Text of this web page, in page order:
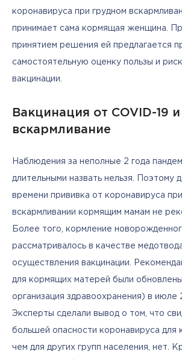
коронавируса при грудном
принимает сама кормящая женщина.
принятием решения ей предлагается
самостоятельную оценку пользы и
вакцинации.
Вакцинация от COVID-19
вскармливание
Наблюдения за неполные 2 года
длительными назвать нельзя. Поэтому
времени прививка от коронавируса
вскармливании кормящим мамам не
Более того, кормление
рассматривалось в качестве
осуществления вакцинации.
для кормящих матерей были
организация здравоохранения) в июле
Эксперты сделали вывод о том, что
большей опасности коронавируса для
чем для других групп населения, нет.